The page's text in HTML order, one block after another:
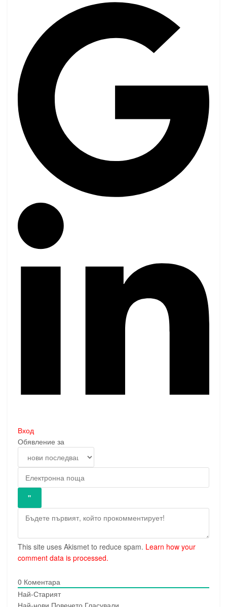
Вход
Обявление за
This site uses Akismet to reduce spam. Learn how your
comment data is processed.
0 Коментара
Най-Старият
Най-нови Повечето Гласували